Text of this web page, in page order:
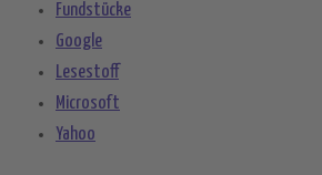
Fundstücke
Google
Lesestoff
Microsoft
Yahoo